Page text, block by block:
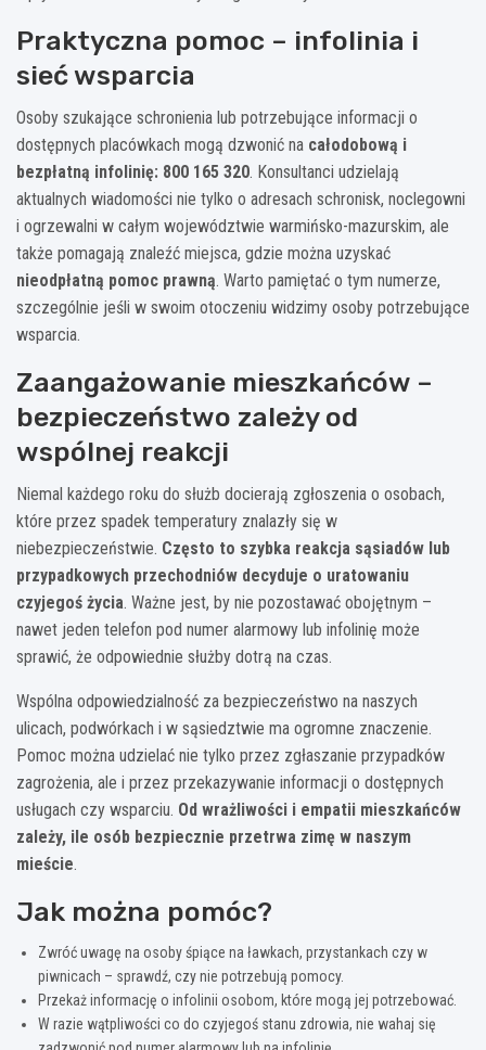
Praktyczna pomoc – infolinia i
sieć wsparcia
Osoby szukające schronienia lub potrzebujące informacji o
dostępnych placówkach mogą dzwonić na całodobową i
bezpłatną infolinię: 800 165 320. Konsultanci udzielają
aktualnych wiadomości nie tylko o adresach schronisk, noclegowni
i ogrzewalni w całym województwie warmińsko-mazurskim, ale
także pomagają znaleźć miejsca, gdzie można uzyskać
nieodpłatną pomoc prawną. Warto pamiętać o tym numerze,
szczególnie jeśli w swoim otoczeniu widzimy osoby potrzebujące
wsparcia.
Zaangażowanie mieszkańców –
bezpieczeństwo zależy od
wspólnej reakcji
Niemal każdego roku do służb docierają zgłoszenia o osobach,
które przez spadek temperatury znalazły się w
niebezpieczeństwie. Często to szybka reakcja sąsiadów lub
przypadkowych przechodniów decyduje o uratowaniu
czyjegoś życia. Ważne jest, by nie pozostawać obojętnym –
nawet jeden telefon pod numer alarmowy lub infolinię może
sprawić, że odpowiednie służby dotrą na czas.
Wspólna odpowiedzialność za bezpieczeństwo na naszych
ulicach, podwórkach i w sąsiedztwie ma ogromne znaczenie.
Pomoc można udzielać nie tylko przez zgłaszanie przypadków
zagrożenia, ale i przez przekazywanie informacji o dostępnych
usługach czy wsparciu. Od wrażliwości i empatii mieszkańców
zależy, ile osób bezpiecznie przetrwa zimę w naszym
mieście.
Jak można pomóc?
Zwróć uwagę na osoby śpiące na ławkach, przystankach czy w
piwnicach – sprawdź, czy nie potrzebują pomocy.
Przekaż informację o infolinii osobom, które mogą jej potrzebować.
W razie wątpliwości co do czyjegoś stanu zdrowia, nie wahaj się